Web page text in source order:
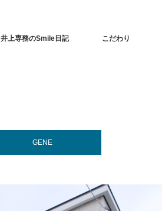
井上専務のSmile日記 こだわり
GENE